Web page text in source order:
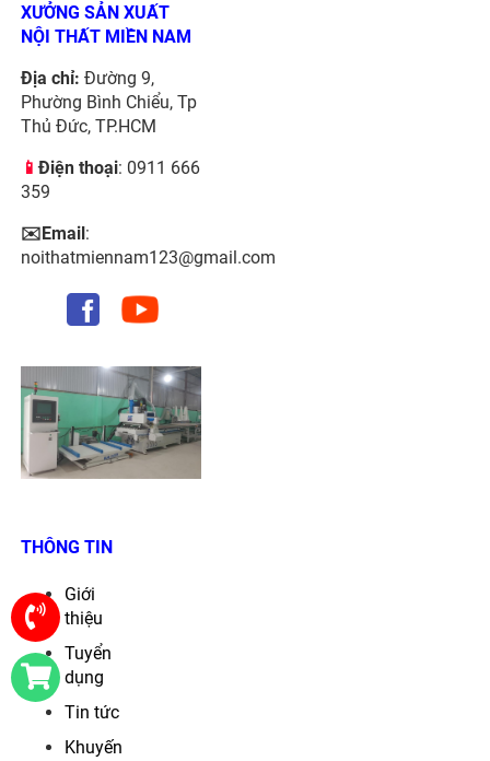
XƯỞNG SẢN XUẤT
NỘI THẤT MIỀN NAM
Địa chỉ: Đường 9,
Phường Bình Chiểu, Tp
Thủ Đức, TP.HCM
📱Điện thoại: 0911 666
359
✉️Email:
noithatmiennam123@gmail.com
THÔNG TIN
Giới
thiệu
Tuyển
dụng
Tin tức
Khuyến